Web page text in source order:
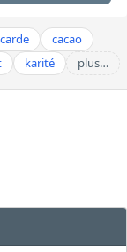
cacao
karité plus…